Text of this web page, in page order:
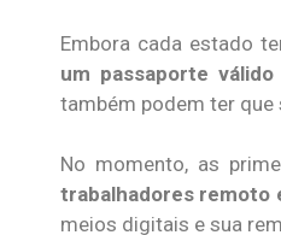
Embora cada estado
um passaporte
também podem ter que
No momento, as
trabalhadores remoto
meios digitais e sua